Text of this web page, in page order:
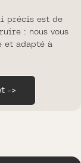
précis est de
: nous vous
et adapté à
->